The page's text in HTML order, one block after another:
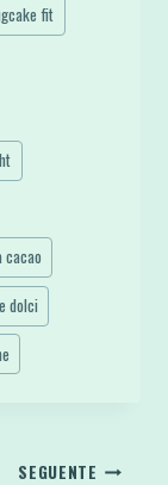
fit
dolci
SEGUENTE